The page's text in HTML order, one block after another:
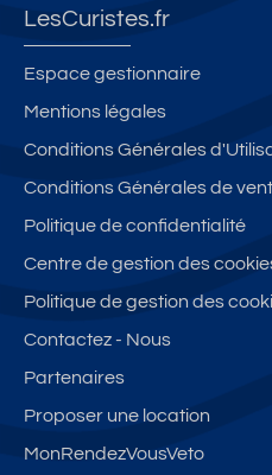
LesCuristes.fr
Espace gestionnaire
Mentions légales
Conditions Générales
Conditions Générales de
Politique de confidentialité
Centre de gestion des
Politique de gestion des
Contactez - Nous
Partenaires
Proposer une location
MonRendezVousVeto